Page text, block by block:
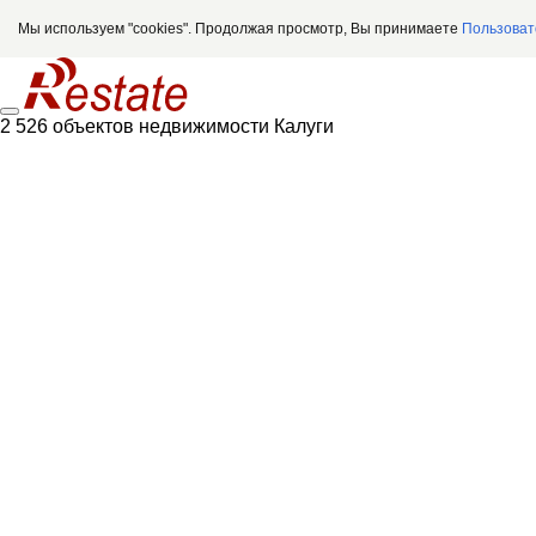
Мы используем "cookies". Продолжая просмотр, Вы принимаете
2 526 объектов недвижимости Калуги